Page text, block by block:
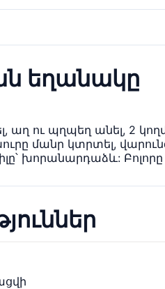
եղանակը
ու պղպեղ անել, 2
մանր կտրտել,
խորանարդաձև: